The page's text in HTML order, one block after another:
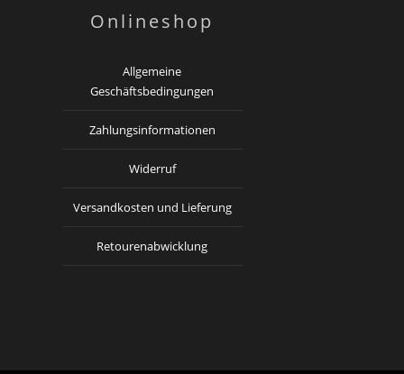
Onlineshop
Allgemeine
Geschäftsbedingungen
Zahlungsinformationen
Widerruf
Versandkosten und Lieferung
Retourenabwicklung